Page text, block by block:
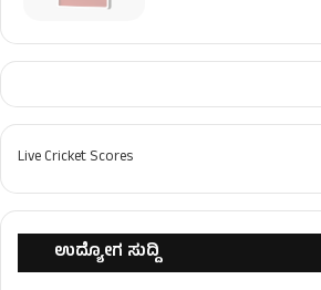
Live Cricket Scores
ಉದ್ಯೋಗ ಸುದ್ದಿ